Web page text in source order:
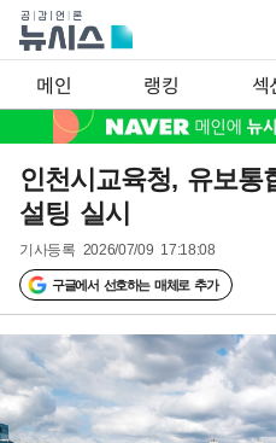
메인 랭킹 섹
인천시교육청, 유보
설팅 실시
기사등록 2026/07/09 17:18:08
구글에서 선호하는 매체로 추가